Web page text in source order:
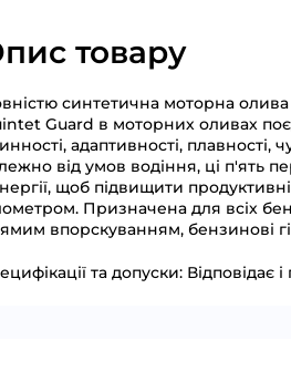
товару
синтетична моторна олива
Guard в моторних оливах
адаптивності, плавності,
від умов водіння, ці п'ять
щоб підвищити
Призначена для всіх
впорскуванням, бензинові
та допуски: Відповідає